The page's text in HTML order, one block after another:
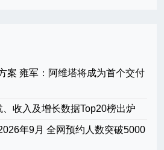
案 雍军：阿维塔将成为首个交付
收入及增长数据Top20榜出炉
年9月 全网预约人数突破5000